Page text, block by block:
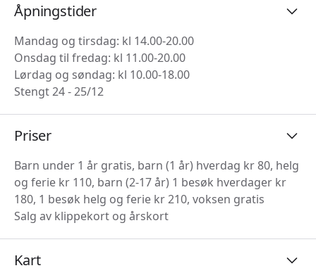
Åpningstider
Mandag og tirsdag: kl 14.00-20.00
Onsdag til fredag: kl 11.00-20.00
Lørdag og søndag: kl 10.00-18.00
Stengt 24 - 25/12
Priser
Barn under 1 år gratis, barn (1 år) hverdag kr 80, helg
og ferie kr 110, barn (2-17 år) 1 besøk hverdager kr
180, 1 besøk helg og ferie kr 210, voksen gratis
Salg av klippekort og årskort
Kart